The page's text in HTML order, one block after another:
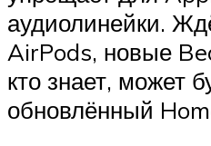
аудиолинейки.
AirPods, новые
кто знает, может
обновлённый